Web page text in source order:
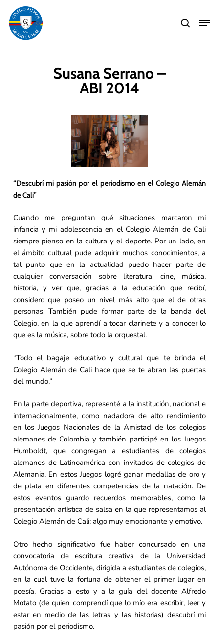
main
content
search
Susana Serrano –
ABI 2014
“Descubrí mi pasión por el periodismo en el Colegio Alemán
de Cali”
Cuando me preguntan qué situaciones marcaron mi
infancia y mi adolescencia en el Colegio Alemán de Cali
siempre pienso en la cultura y el deporte. Por un lado, en
el ámbito cultural pude adquirir muchos conocimientos, a
tal punto que en la actualidad puedo hacer parte de
cualquier conversación sobre literatura, cine, música,
historia, y ver que, gracias a la educación que recibí,
considero que poseo un nivel más alto que el de otras
personas. También pude formar parte de la banda del
Colegio, en la que aprendí a tocar clarinete y a conocer lo
que es la música, sobre todo la orquestal.
“Todo el bagaje educativo y cultural que te brinda el
Colegio Alemán de Cali hace que se te abran las puertas
del mundo.”
En la parte deportiva, representé a la institución, nacional e
internacionalmente, como nadadora de alto rendimiento
en los Juegos Nacionales de la Amistad de los colegios
alemanes de Colombia y también participé en los Juegos
Humboldt, que congregan a estudiantes de colegios
alemanes de Latinoamérica con invitados de colegios de
Alemania. En estos Juegos logré ganar medallas de oro y
de plata en diferentes competencias de la natación. De
estos eventos guardo recuerdos memorables, como la
presentación artística de salsa en la que representamos al
Colegio Alemán de Cali: algo muy emocionante y emotivo.
Otro hecho significativo fue haber concursado en una
convocatoria de escritura creativa de la Universidad
Autónoma de Occidente, dirigida a estudiantes de colegios,
en la cual tuve la fortuna de obtener el primer lugar en
poesía. Gracias a esto y a la guía del docente Alfredo
Motato (de quien comprendí que lo mío era escribir, leer y
estar en medio de las letras y las historias) descubrí mi
pasión por el periodismo.